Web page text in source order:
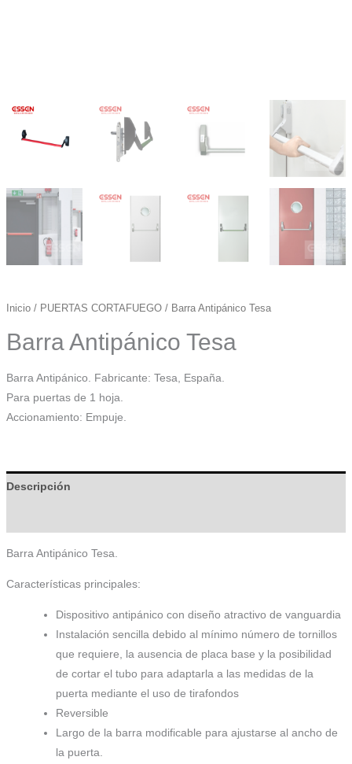
Inicio/ PUERTAS CORTAFUEGO/ Barra Antipánico Tesa
Barra Antipánico Tesa
Barra Antipánico. Fabricante: Tesa, España.
Para puertas de 1 hoja.
Accionamiento: Empuje.
Descripción
Barra Antipánico Tesa.
Características principales:
Dispositivo antipánico con diseño atractivo de vanguardia
Instalación sencilla debido al mínimo número de tornillos
que requiere, la ausencia de placa base y la posibilidad
de cortar el tubo para adaptarla a las medidas de la
puerta mediante el uso de tirafondos
Reversible
Largo de la barra modificable para ajustarse al ancho de
la puerta.